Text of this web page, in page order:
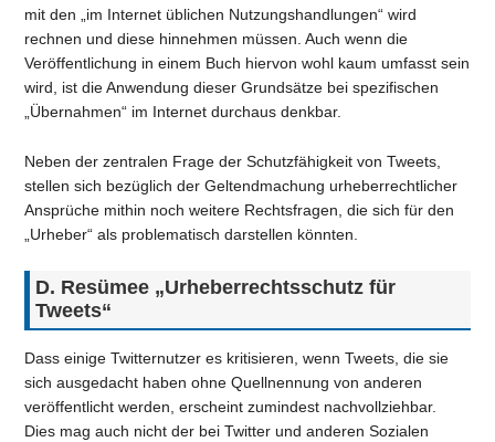
mit den „im Internet üblichen Nutzungshandlungen“ wird
rechnen und diese hinnehmen müssen. Auch wenn die
Veröffentlichung in einem Buch hiervon wohl kaum umfasst sein
wird, ist die Anwendung dieser Grundsätze bei spezifischen
„Übernahmen“ im Internet durchaus denkbar.
Neben der zentralen Frage der Schutzfähigkeit von Tweets,
stellen sich bezüglich der Geltendmachung urheberrechtlicher
Ansprüche mithin noch weitere Rechtsfragen, die sich für den
„Urheber“ als problematisch darstellen könnten.
D. Resümee „Urheberrechtsschutz für
Tweets“
Dass einige Twitternutzer es kritisieren, wenn Tweets, die sie
sich ausgedacht haben ohne Quellnennung von anderen
veröffentlicht werden, erscheint zumindest nachvollziehbar.
Dies mag auch nicht der bei Twitter und anderen Sozialen